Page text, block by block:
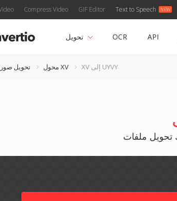
Compress Video GIF Editor Text to Speech
تحويل OCR API
تحويل محول XV XV إلى UYVY